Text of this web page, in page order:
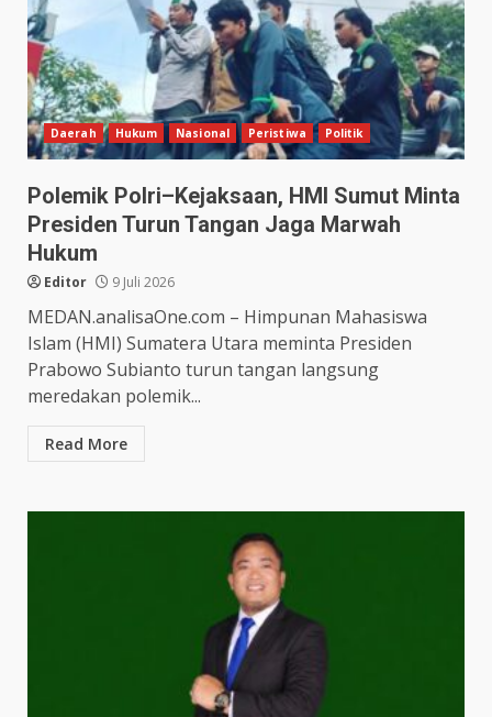
Daerah Hukum Nasional Peristiwa Politik
Polemik Polri–Kejaksaan, HMI Sumut Minta
Presiden Turun Tangan Jaga Marwah
Hukum
Editor 9 Juli 2026
MEDAN.analisaOne.com – Himpunan Mahasiswa
Islam (HMI) Sumatera Utara meminta Presiden
Prabowo Subianto turun tangan langsung
meredakan polemik...
Read More